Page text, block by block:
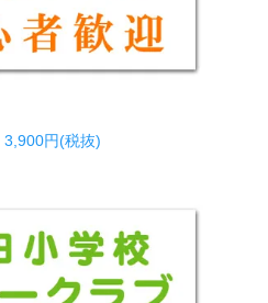
3,900円(税抜)